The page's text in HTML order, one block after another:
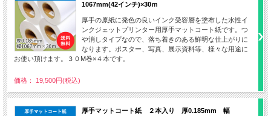
1067mm(42インチ)×30ｍ
厚手の原紙に発色の良いインク受容層を塗布した水性イ
ンクジェットプリンター用厚手マットコート紙です。つ
や消しタイプなので、落ち着きのある鮮明な仕上がりに
なります。ポスター、写真、展示資料等、様々な用途に
お使い頂けます。３０M巻×４本です。
価格： 19,500円(税込)
厚手マットコート紙 ２本入り 厚0.185mm 幅